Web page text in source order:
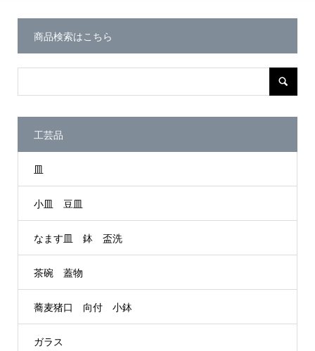
商品検索はこちら
工芸品
皿
小皿 豆皿
なます皿 鉢 盃洗
茶碗 蓋物
蕎麦猪口 向付 小鉢
ガラス